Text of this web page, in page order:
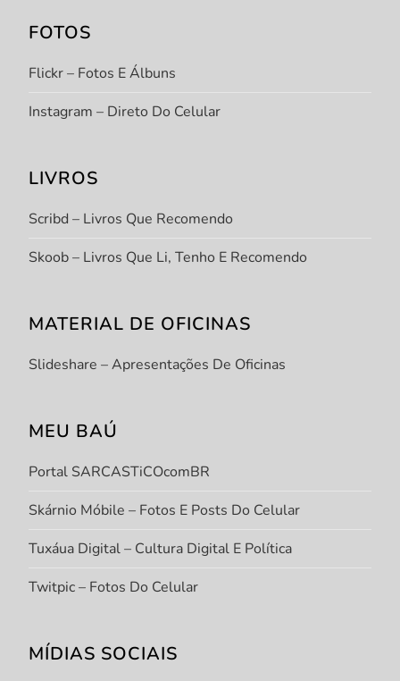
FOTOS
Flickr – Fotos E Álbuns
Instagram – Direto Do Celular
LIVROS
Scribd – Livros Que Recomendo
Skoob – Livros Que Li, Tenho E Recomendo
MATERIAL DE OFICINAS
Slideshare – Apresentações De Oficinas
MEU BAÚ
Portal SARCASTiCOcomBR
Skárnio Móbile – Fotos E Posts Do Celular
Tuxáua Digital – Cultura Digital E Política
Twitpic – Fotos Do Celular
MÍDIAS SOCIAIS